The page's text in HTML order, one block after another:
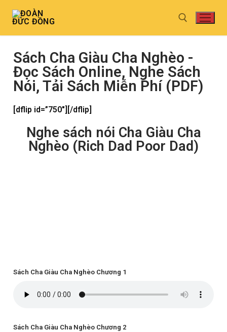
Sách Cha Giàu Cha Nghèo -
Đọc Sách Online, Nghe Sách
Nói, Tải Sách Miễn Phí (PDF)
[dflip id=”750″][/dflip]
Nghe sách nói Cha Giàu Cha
Nghèo (Rich Dad Poor Dad)
Sách Cha Giàu Cha Nghèo Chương 1
Sách Cha Giàu Cha Nghèo Chương 2